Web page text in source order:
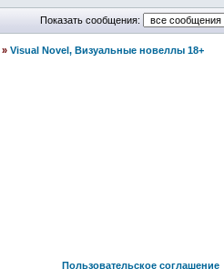
Показать сообщения:
» Visual Novel, Визуальные новеллы 18+
Пользовательское соглашение